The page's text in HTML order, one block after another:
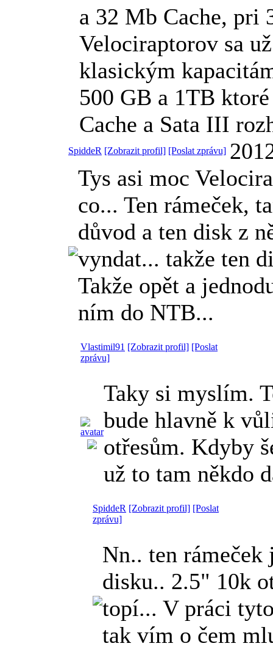
a 32 Mb Cache, pri
Velociraptorov sa
klasickým
500 GB a 1TB
Cache a Sata III
SpiddeR [Zobrazit profil] [Poslat zprávu]
Tys asi moc
co... Ten rámeček,
důvod a ten disk z
vyndat... takže ten
Takže opět a
ním do NTB...
Vlastimil91 [Zobrazit profil] [Poslat
zprávu]
Taky si myslím.
bude hlavně k
otřesům. Kdyby
už to tam někdo
SpiddeR [Zobrazit profil] [Poslat
zprávu]
Nn.. ten
disku.. 2.5" 10k
topí... V práci
tak vím o čem